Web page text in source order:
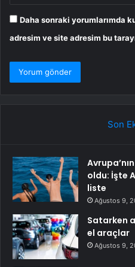
Daha sonraki yorumlarımda
adresim ve site adresim bu
Son
oldu: İşte
liste
Ağustos 9,
Satarken
el araçlar
Ağustos 9,